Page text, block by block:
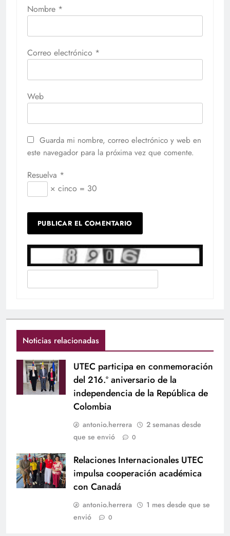
Nombre *
Correo electrónico *
Web
Guarda mi nombre, correo electrónico y web en
este navegador para la próxima vez que comente.
Resuelva *
× cinco = 30
Noticias relacionadas
UTEC participa en conmemoración
del 216.º aniversario de la
independencia de la República de
Colombia
antonio.herrera
2 semanas desde
que se envió
0
Relaciones Internacionales UTEC
impulsa cooperación académica
con Canadá
antonio.herrera
1 mes desde que se
envió
0